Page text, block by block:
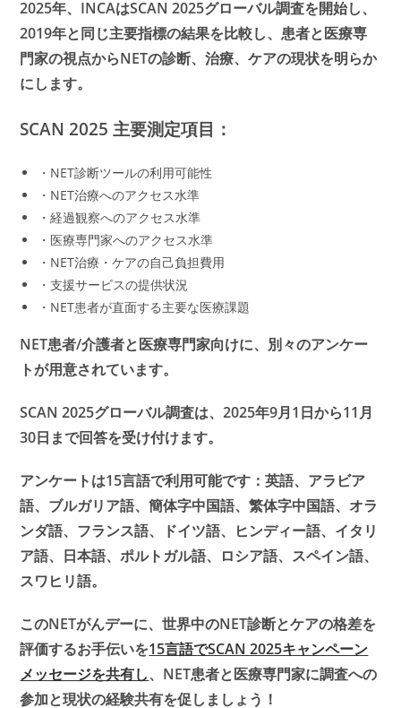
2025年、INCAはSCAN 2025グローバル調査を開始し、
2019年と同じ主要指標の結果を比較し、患者と医療専
門家の視点からNETの診断、治療、ケアの現状を明らか
にします。
SCAN 2025 主要測定項目：
・NET診断ツールの利用可能性
・NET治療へのアクセス水準
・経過観察へのアクセス水準
・医療専門家へのアクセス水準
・NET治療・ケアの自己負担費用
・支援サービスの提供状況
・NET患者が直面する主要な医療課題
NET患者/介護者と医療専門家向けに、別々のアンケー
トが用意されています。
SCAN 2025グローバル調査は、2025年9月1日から11月
30日まで回答を受け付けます。
アンケートは15言語で利用可能です：英語、アラビア
語、ブルガリア語、簡体字中国語、繁体字中国語、オラ
ンダ語、フランス語、ドイツ語、ヒンディー語、イタリ
ア語、日本語、ポルトガル語、ロシア語、スペイン語、
スワヒリ語。
このNETがんデーに、世界中のNET診断とケアの格差を
評価するお手伝いを15言語でSCAN 2025キャンペーン
メッセージを共有し、NET患者と医療専門家に調査への
参加と現状の経験共有を促しましょう！